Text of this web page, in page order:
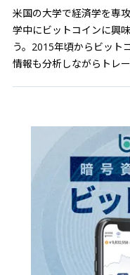
米国の大学で経済学を専
学中にビットコインに興
う。2015年頃からビット
情報も分析しながらトレー